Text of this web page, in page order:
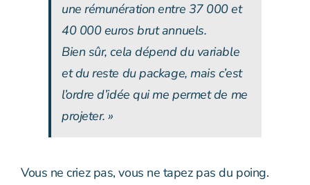
une rémunération entre 37 000 et
40 000 euros brut annuels.
Bien sûr, cela dépend du variable
et du reste du package, mais c’est
l’ordre d’idée qui me permet de me
projeter. »
Vous ne criez pas, vous ne tapez pas du poing.